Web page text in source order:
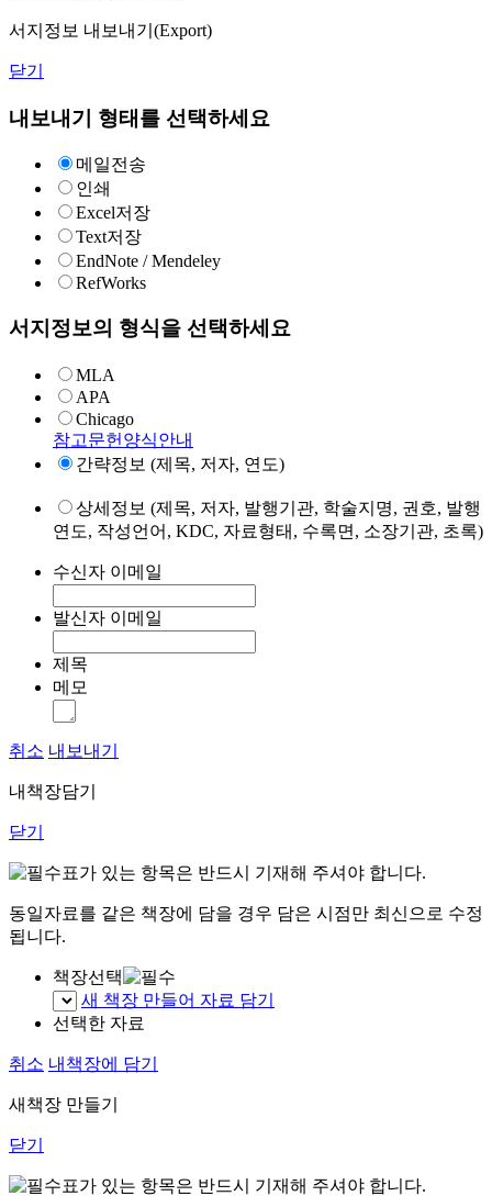
서지정보 내보내기(Export)
닫기
내보내기 형태를 선택하세요
메일전송
인쇄
Excel저장
Text저장
EndNote / Mendeley
RefWorks
서지정보의 형식을 선택하세요
MLA
APA
Chicago
참고문헌양식안내
간략정보 (제목, 저자, 연도)
상세정보 (제목, 저자, 발행기관, 학술지명, 권호, 발행
연도, 작성언어, KDC, 자료형태, 수록면, 소장기관, 초록)
수신자 이메일
발신자 이메일
제목
메모
취소 내보내기
내책장담기
닫기
표가 있는 항목은 반드시 기재해 주셔야 합니다.
동일자료를 같은 책장에 담을 경우 담은 시점만 최신으로 수정
됩니다.
책장선택
새 책장 만들어 자료 담기
선택한 자료
취소 내책장에 담기
새책장 만들기
닫기
표가 있는 항목은 반드시 기재해 주셔야 합니다.